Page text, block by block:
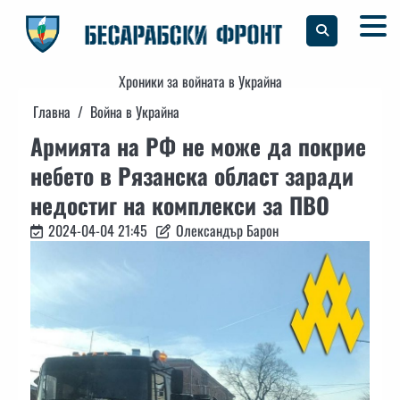
content
Хроники за войната в Украйна
Главна
Война в Украйна
Армията на РФ не може да покрие
небето в Рязанска област заради
недостиг на комплекси за ПВО
2024-04-04 21:45 Олександър Барон